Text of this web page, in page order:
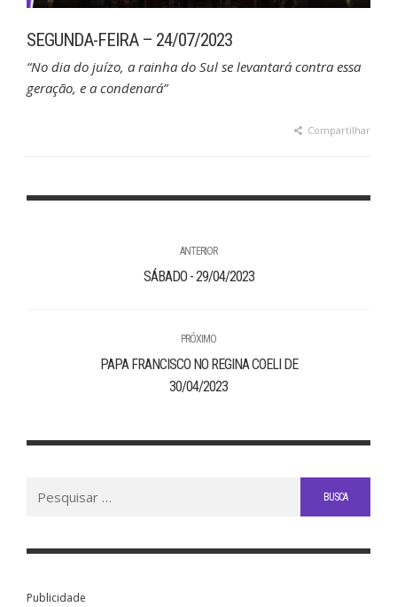
SEGUNDA-FEIRA – 24/07/2023
“No dia do juízo, a rainha do Sul se levantará contra essa
geração, e a condenará”
Compartilhar
ANTERIOR
SÁBADO - 29/04/2023
PRÓXIMO
PAPA FRANCISCO NO REGINA COELI DE
30/04/2023
Publicidade